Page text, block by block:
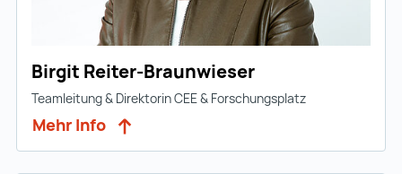
Birgit Reiter-Braunwieser
Teamleitung & Direktorin CEE & Forschungsplatz
Mehr Info